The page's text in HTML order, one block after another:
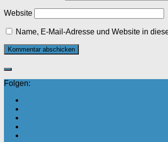
Website
Name, E-Mail-Adresse und Website in
Folgen: